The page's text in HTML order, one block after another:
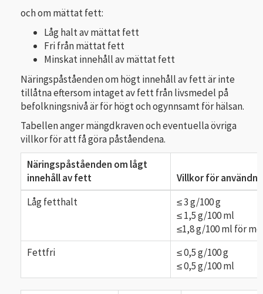
och om mättat fett:
Låg halt av mättat fett
Fri från mättat fett
Minskat innehåll av mättat fett
Näringspåståenden om högt innehåll av fett är inte
tillåtna eftersom intaget av fett från livsmedel på
befolkningsnivå är för högt och ogynnsamt för hälsan.
Tabellen anger mängdkraven och eventuella övriga
villkor för att få göra påståendena.
Näringspåståenden om lågt
innehåll av fett
Villkor för
Låg fetthalt
≤ 3 g/100 g
≤ 1,5 g/100 ml
≤1,8 g/100 ml för
Fettfri
≤ 0,5 g/100 g
≤ 0,5 g/100 ml